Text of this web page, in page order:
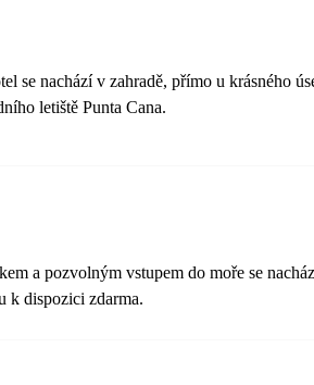
se nachází v zahradě, přímo u krásného
letiště Punta Cana.
a pozvolným vstupem do moře se
k dispozici zdarma.